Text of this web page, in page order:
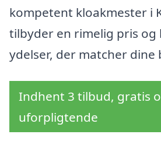
kompetent kloakmester i
tilbyder en rimelig pris og
ydelser, der matcher dine
Indhent 3 tilbud, gratis
uforpligtende